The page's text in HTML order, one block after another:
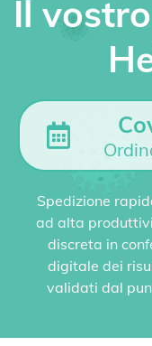
Il
Spedizione
ad alta
discreta in
digitale dei
validati dal